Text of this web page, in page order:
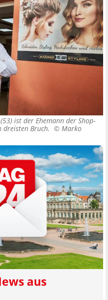
ist der Ehemann der Shop-
dreisten Bruch. © Marko
aus